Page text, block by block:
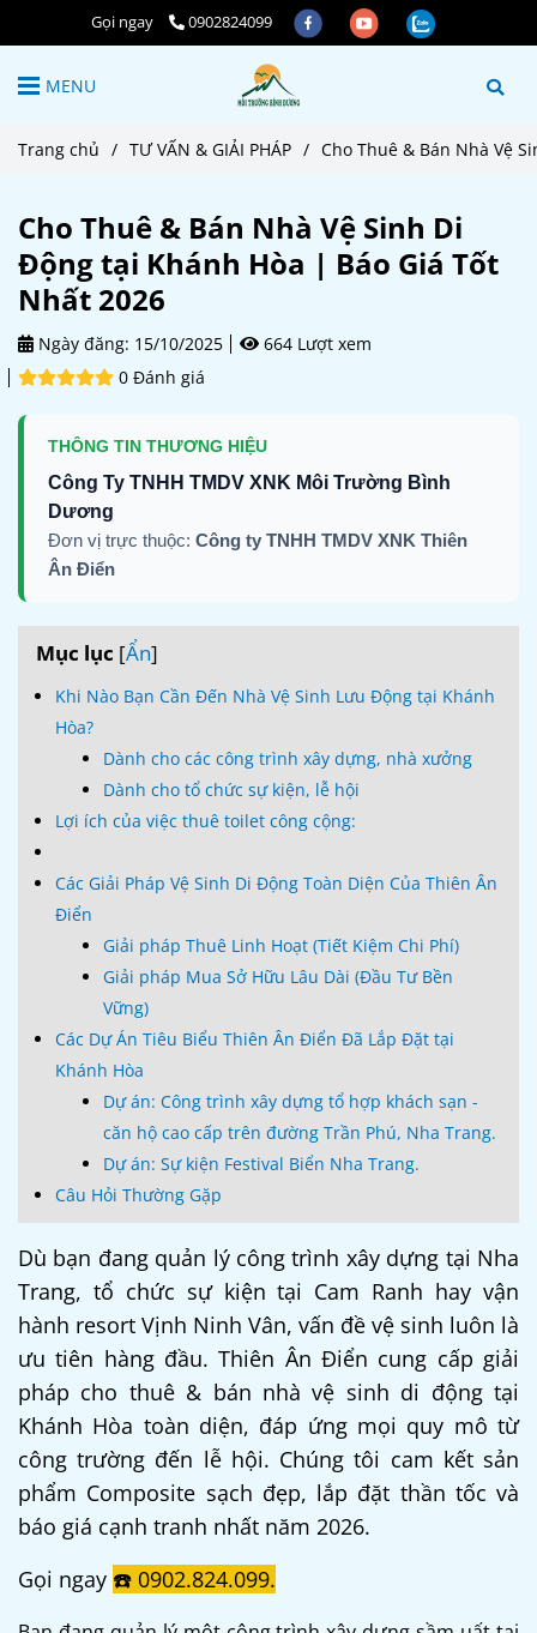
Gọi ngay 0902824099
MENU
Trang chủ / TƯ VẤN & GIẢI PHÁP / Cho Thuê & Bán Nhà Vệ
Cho Thuê & Bán Nhà Vệ Sinh Di
Động tại Khánh Hòa | Báo Giá Tốt
Nhất 2026
Ngày đăng: 15/10/2025
664 Lượt xem
0 Đánh giá
THÔNG TIN THƯƠNG HIỆU
Công Ty TNHH TMDV XNK Môi Trường Bình
Dương
Đơn vị trực thuộc: Công ty TNHH TMDV XNK Thiên
Ân Điển
Mục lục [Ẩn]
Khi Nào Bạn Cần Đến Nhà Vệ Sinh Lưu Động tại Khánh
Hòa?
Dành cho các công trình xây dựng, nhà xưởng
Dành cho tổ chức sự kiện, lễ hội
Lợi ích của việc thuê toilet công cộng:
Các Giải Pháp Vệ Sinh Di Động Toàn Diện Của Thiên Ân
Điển
Giải pháp Thuê Linh Hoạt (Tiết Kiệm Chi Phí)
Giải pháp Mua Sở Hữu Lâu Dài (Đầu Tư Bền
Vững)
Các Dự Án Tiêu Biểu Thiên Ân Điển Đã Lắp Đặt tại
Khánh Hòa
Dự án: Công trình xây dựng tổ hợp khách sạn -
căn hộ cao cấp trên đường Trần Phú, Nha Trang.
Dự án: Sự kiện Festival Biển Nha Trang.
Câu Hỏi Thường Gặp
Dù bạn đang quản lý công trình xây dựng tại Nha
Trang, tổ chức sự kiện tại Cam Ranh hay vận
hành resort Vịnh Ninh Vân, vấn đề vệ sinh luôn là
ưu tiên hàng đầu. Thiên Ân Điển cung cấp giải
pháp cho thuê & bán nhà vệ sinh di động tại
Khánh Hòa toàn diện, đáp ứng mọi quy mô từ
công trường đến lễ hội. Chúng tôi cam kết sản
phẩm Composite sạch đẹp, lắp đặt thần tốc và
báo giá cạnh tranh nhất năm 2026.
Gọi ngay ☎️ 0902.824.099.